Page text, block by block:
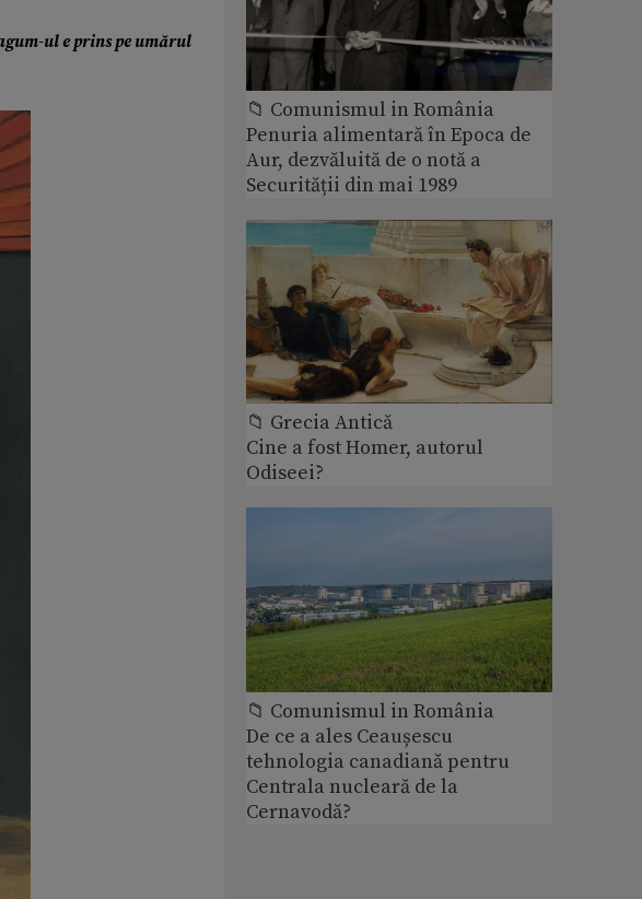
ul e prins pe umărul
📁 Comunismul in România
Penuria alimentară în Epoca de
Aur, dezvăluită de o notă a
Securității din mai 1989
📁 Grecia Antică
Cine a fost Homer, autorul
Odiseei?
📁 Comunismul in România
De ce a ales Ceaușescu
tehnologia canadiană pentru
Centrala nucleară de la
Cernavodă?